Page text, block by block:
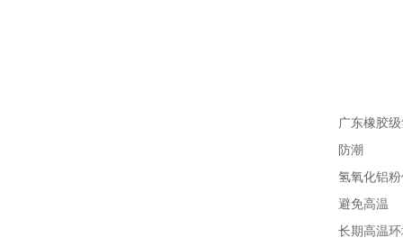
广东橡胶级
防潮
氢氧化铝粉
避免高温
长期高温环